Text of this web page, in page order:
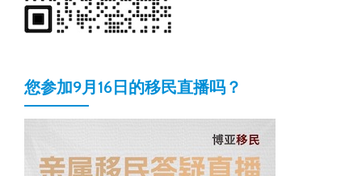
您参加9月16日的移民直播吗？